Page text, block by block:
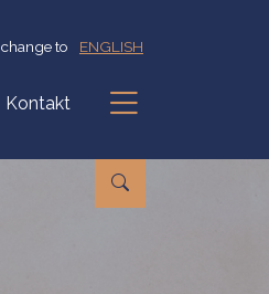
change to ENGLISH
Kontakt
Podmenu